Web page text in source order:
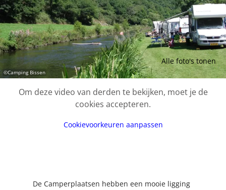
©Camping Bissen
Alle foto's tonen
Om deze video van derden te bekijken, moet je de
cookies accepteren.
Cookievoorkeuren aanpassen
De Camperplaatsen hebben een mooie ligging